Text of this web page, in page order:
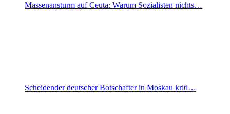
Massenansturm auf Ceuta: Warum Sozialisten nichts…
Scheidender deutscher Botschafter in Moskau kriti…